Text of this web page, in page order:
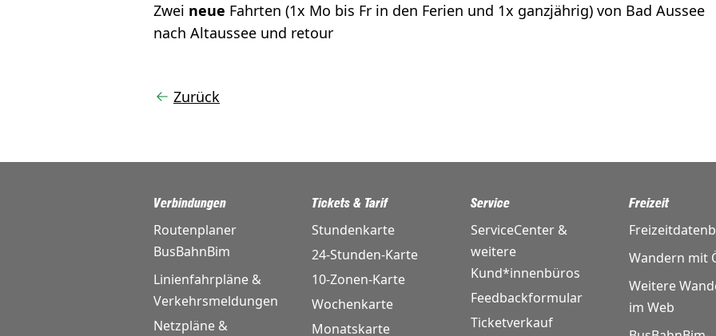
Zwei neue Fahrten (1x Mo bis Fr in den Ferien und 1x ganzjährig) von Bad Aussee
nach Altaussee und retour
Zurück
Verbindungen
Routenplaner
BusBahnBim
Linienfahrpläne &
Verkehrsmeldungen
Netzpläne &
Tickets & Tarif
Stundenkarte
24-Stunden-Karte
10-Zonen-Karte
Wochenkarte
Monatskarte
Service
ServiceCenter &
weitere
Kund*innenbüros
Feedbackformular
Ticketverkauf
Freizeit
Wandern mit
Weitere
im Web